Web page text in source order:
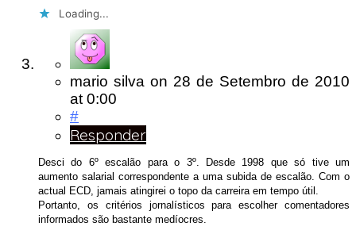
Loading...
mario silva on 28 de Setembro de 2010
at 0:00
#
Responder
Desci do 6º escalão para o 3º. Desde 1998 que só tive um
aumento salarial correspondente a uma subida de escalão. Com o
actual ECD, jamais atingirei o topo da carreira em tempo útil.
Portanto, os critérios jornalísticos para escolher comentadores
informados são bastante medíocres.